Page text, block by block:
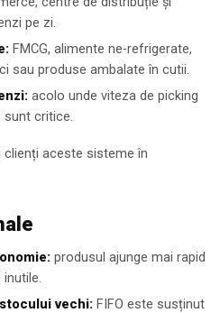
pe zi.
FMCG, alimente ne-refrigerate,
sau produse ambalate în cutii.
acolo unde viteza de picking
sunt critice.
aceste sisteme în
produsul ajunge mai rapid
inutile.
vechi: FIFO este susținut